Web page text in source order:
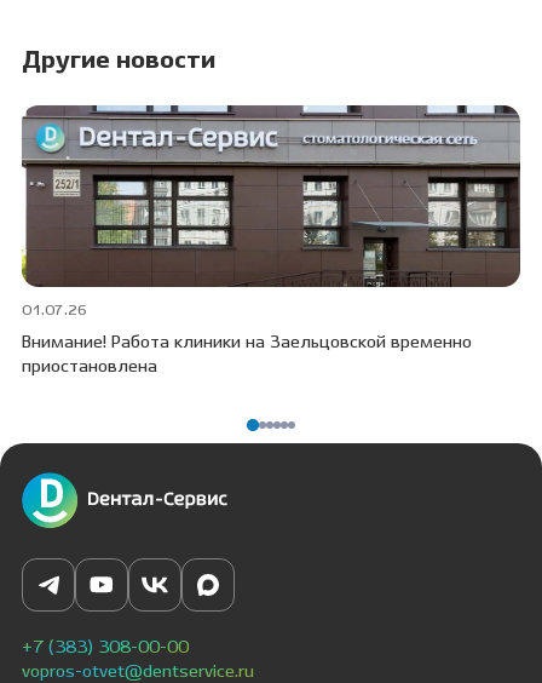
Другие новости
01.07.26
Внимание! Работа клиники на Заельцовской временно
приостановлена
+7 (383) 308-00-00
vopros-otvet@dentservice.ru